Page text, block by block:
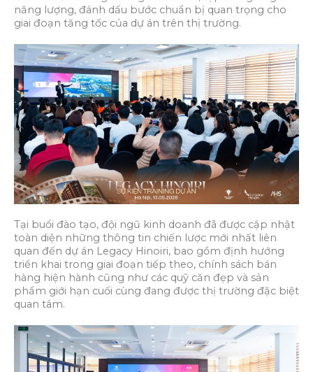
năng lượng, đánh dấu bước chuẩn bị quan trọng cho
giai đoạn tăng tốc của dự án trên thị trường.
Tại buổi đào tạo, đội ngũ kinh doanh đã được cập nhật
toàn diện những thông tin chiến lược mới nhất liên
quan đến dự án Legacy Hinoiri, bao gồm định hướng
triển khai trong giai đoạn tiếp theo, chính sách bán
hàng hiện hành cũng như các quỹ căn đẹp và sản
phẩm giới hạn cuối cùng đang được thị trường đặc biệt
quan tâm.